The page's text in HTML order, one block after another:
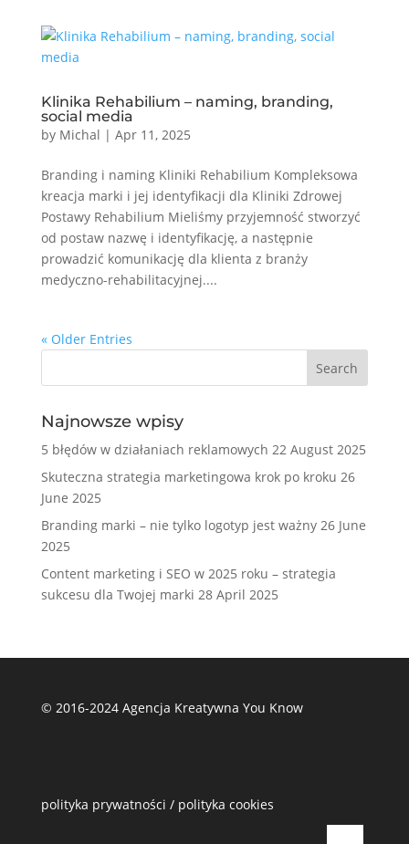
Klinika Rehabilium – naming, branding,
social media
by Michal | Apr 11, 2025
Branding i naming Kliniki Rehabilium Kompleksowa
kreacja marki i jej identyfikacji dla Kliniki Zdrowej
Postawy Rehabilium Mieliśmy przyjemność stworzyć
od postaw nazwę i identyfikację, a następnie
prowadzić komunikację dla klienta z branży
medyczno-rehabilitacyjnej....
« Older Entries
Najnowsze wpisy
5 błędów w działaniach reklamowych 22 August 2025
Skuteczna strategia marketingowa krok po kroku 26
June 2025
Branding marki – nie tylko logotyp jest ważny 26 June
2025
Content marketing i SEO w 2025 roku – strategia
sukcesu dla Twojej marki 28 April 2025
© 2016-2024 Agencja Kreatywna You Know
polityka prywatności / polityka cookies